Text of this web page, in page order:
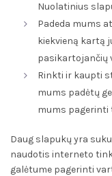
Nuolatinius
Padeda mums
kiekvieną kartą
pasikartojančių
Rinkti ir kaupti
mums padėtų
mums
Daug slapukų yra
naudotis interneto
galėtume pagerinti